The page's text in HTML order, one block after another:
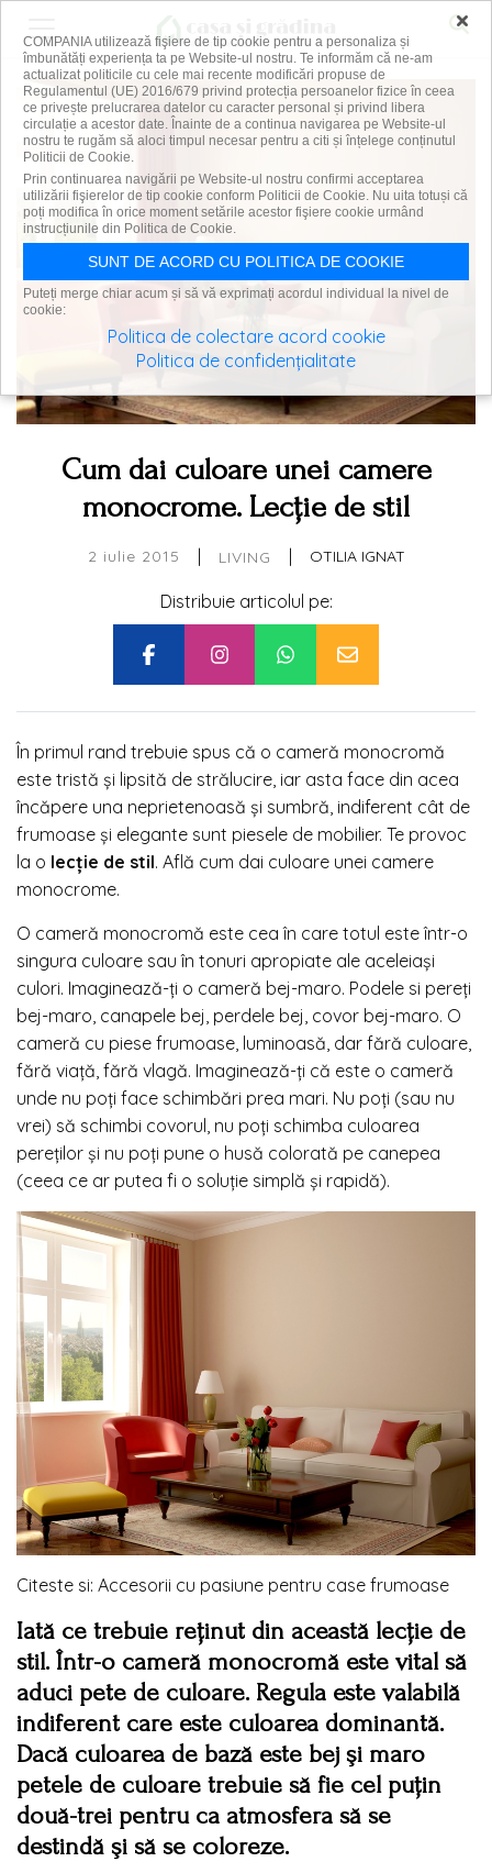
Cum dai culoare unei camere
monocrome. Lecție de stil
2 iulie 2015 | LIVING | OTILIA IGNAT
Distribuie articolul pe:
În primul rand trebuie spus că o cameră monocromă
este tristă şi lipsită de strălucire, iar asta face din acea
încăpere una neprietenoasă şi sumbră, indiferent cât de
frumoase şi elegante sunt piesele de mobilier. Te provoc
la o lecţie de stil. Află cum dai culoare unei camere
monocrome.
O cameră monocromă este cea în care totul este într-o
singura culoare sau în tonuri apropiate ale aceleiaşi
culori. Imaginează-ţi o cameră bej-maro. Podele si pereţi
bej-maro, canapele bej, perdele bej, covor bej-maro. O
cameră cu piese frumoase, luminoasă, dar fără culoare,
fără viaţă, fără vlagă. Imaginează-ţi că este o cameră
unde nu poţi face schimbări prea mari. Nu poţi (sau nu
vrei) să schimbi covorul, nu poţi schimba culoarea
pereţilor şi nu poţi pune o husă colorată pe canepea
(ceea ce ar putea fi o soluţie simplă şi rapidă).
Citeste si: Accesorii cu pasiune pentru case frumoase
Iată ce trebuie reţinut din această lecţie de
stil. Într-o cameră monocromă este vital să
aduci pete de culoare. Regula este valabilă
indiferent care este culoarea dominantă.
Dacă culoarea de bază este bej şi maro
petele de culoare trebuie să fie cel puţin
două-trei pentru ca atmosfera să se
destindă şi să se coloreze.
×
COMPANIA utilizează fişiere de tip cookie pentru a personaliza și
îmbunătăți experiența ta pe Website-ul nostru. Te informăm că ne-am
actualizat politicile cu cele mai recente modificări propuse de
Regulamentul (UE) 2016/679 privind protecția persoanelor fizice în ceea
ce privește prelucrarea datelor cu caracter personal și privind libera
circulație a acestor date. Înainte de a continua navigarea pe Website-ul
nostru te rugăm să aloci timpul necesar pentru a citi și înțelege conținutul
Politicii de Cookie.
Prin continuarea navigării pe Website-ul nostru confirmi acceptarea
utilizării fişierelor de tip cookie conform Politicii de Cookie. Nu uita totuși că
poți modifica în orice moment setările acestor fişiere cookie urmând
instrucțiunile din Politica de Cookie.
SUNT DE ACORD CU POLITICA DE COOKIE
Puteți merge chiar acum și să vă exprimați acordul individual la nivel de
cookie:
Politica de colectare acord cookie
Politica de confidențialitate